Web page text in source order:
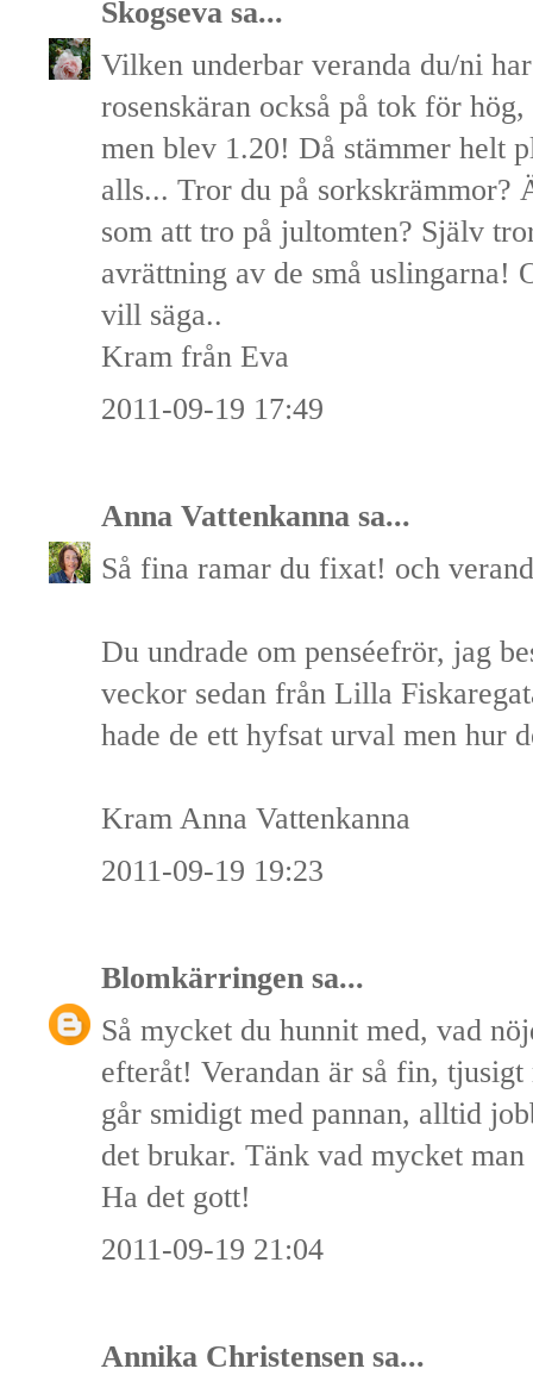
Skogseva sa...
Vilken underbar veranda du/ni
rosenskäran också på tok för
men blev 1.20! Då stämmer helt
alls... Tror du på sorkskrämmor?
som att tro på jultomten? Själv
avrättning av de små uslingarna!
vill säga..
Kram från Eva
2011-09-19 17:49
Anna Vattenkanna sa...
Så fina ramar du fixat! och
Du undrade om penséefrör, jag
veckor sedan från Lilla
hade de ett hyfsat urval men hur
Kram Anna Vattenkanna
2011-09-19 19:23
Blomkärringen sa...
Så mycket du hunnit med, vad
efteråt! Verandan är så fin,
går smidigt med pannan, alltid
det brukar. Tänk vad mycket
Ha det gott!
2011-09-19 21:04
Annika Christensen sa...